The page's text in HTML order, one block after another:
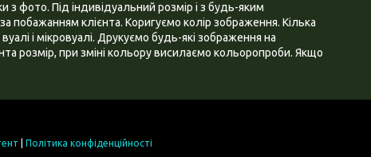
фото. Під індивідуальний розмір і з будь-яким
клієнта. Коригуємо колір зображення. Кілька
і мікровуалі. Друкуємо будь-які зображення на
розмір, при зміні кольору висилаємо кольоропроби. Якщо
Політика конфіденційності